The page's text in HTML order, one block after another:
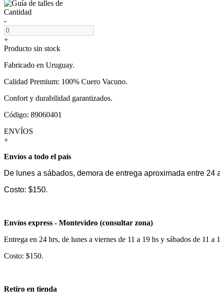
Cantidad
-
+
Producto sin stock
Fabricado en Uruguay.
Calidad Premium: 100% Cuero Vacuno.
Confort y durabilidad garantizados.
Código: 89060401
ENVÍOS
+
Envíos a todo el país
De lunes a sábados, demora de entrega aproximada entre 24
Costo: $150.
Envíos express - Montevideo (consultar zona)
Entrega en 24 hrs, de lunes a viernes de 11 a 19 hs y sábados de 11
Costo: $150.
Retiro en tienda